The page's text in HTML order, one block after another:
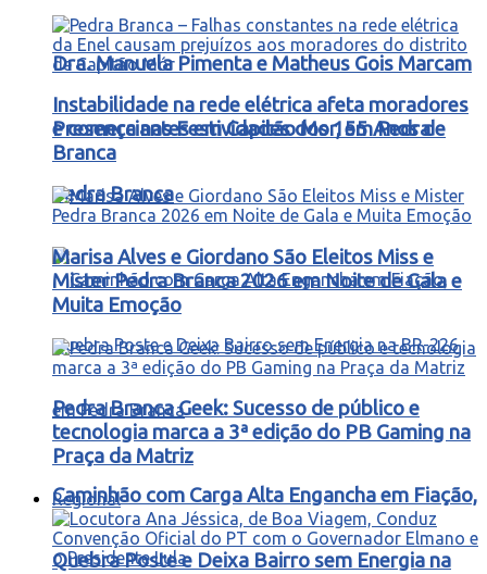
Dra. Manuela Pimenta e Matheus Gois Marcam
Presença nas Festividades dos 155 Anos de
Pedra Branca
Caminhão com Carga Alta Engancha em Fiação,
Quebra Poste e Deixa Bairro sem Energia na
Instabilidade na rede elétrica afeta moradores
e comerciantes em Capitão Mor, em Pedra
Branca
Marisa Alves e Giordano São Eleitos Miss e
Mister Pedra Branca 2026 em Noite de Gala e
Muita Emoção
Pedra Branca Geek: Sucesso de público e
tecnologia marca a 3ª edição do PB Gaming na
Praça da Matriz
Regional